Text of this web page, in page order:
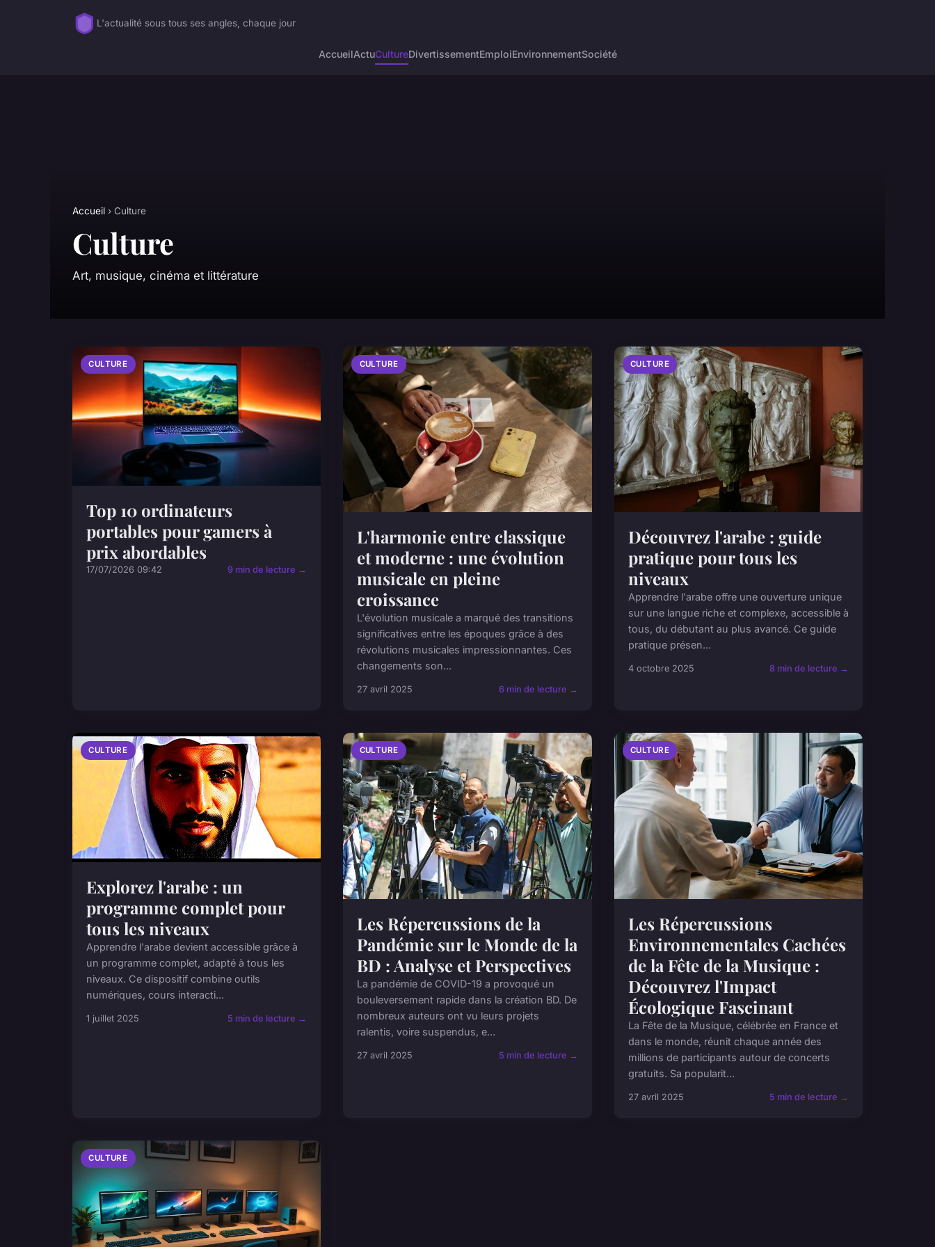
L'actualité sous tous ses angles, chaque jour
AccueilActuCultureDivertissementEmploiEnvironnementSociété
Accueil › Culture
Culture
Art, musique, cinéma et littérature
CULTURE
Top 10 ordinateurs
portables pour gamers à
prix abordables
17/07/2026 09:42 9 min de lecture →
CULTURE
L'harmonie entre classique
et moderne : une évolution
musicale en pleine
croissance
L'évolution musicale a marqué des transitions
significatives entre les époques grâce à des
révolutions musicales impressionnantes. Ces
changements son...
27 avril 2025 6 min de lecture →
CULTURE
Découvrez l'arabe : guide
pratique pour tous les
niveaux
Apprendre l'arabe offre une ouverture unique
sur une langue riche et complexe, accessible à
tous, du débutant au plus avancé. Ce guide
pratique présen...
4 octobre 2025 8 min de lecture →
CULTURE
Explorez l'arabe : un
programme complet pour
tous les niveaux
Apprendre l'arabe devient accessible grâce à
un programme complet, adapté à tous les
niveaux. Ce dispositif combine outils
numériques, cours interacti...
1 juillet 2025 5 min de lecture →
CULTURE
Les Répercussions de la
Pandémie sur le Monde de la
BD : Analyse et Perspectives
La pandémie de COVID-19 a provoqué un
bouleversement rapide dans la création BD. De
nombreux auteurs ont vu leurs projets
ralentis, voire suspendus, e...
27 avril 2025 5 min de lecture →
CULTURE
Les Répercussions
Environnementales Cachées
de la Fête de la Musique :
Découvrez l'Impact
Écologique Fascinant
La Fête de la Musique, célébrée en France et
dans le monde, réunit chaque année des
millions de participants autour de concerts
gratuits. Sa popularit...
27 avril 2025 5 min de lecture →
CULTURE